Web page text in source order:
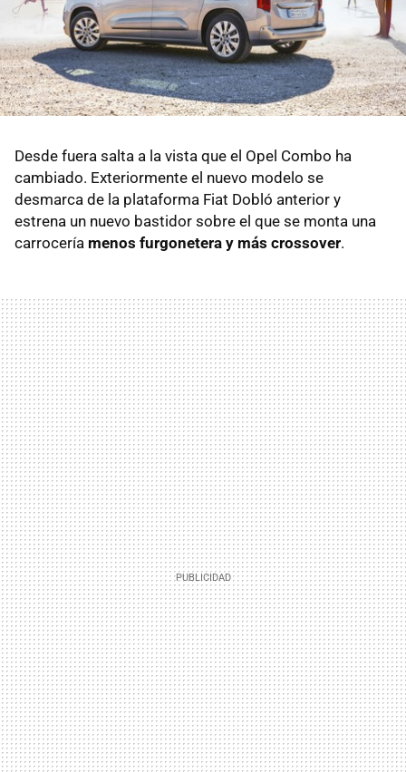
Desde fuera salta a la vista que el Opel Combo ha
cambiado. Exteriormente el nuevo modelo se
desmarca de la plataforma Fiat Dobló anterior y
estrena un nuevo bastidor sobre el que se monta una
carrocería menos furgonetera y más crossover.